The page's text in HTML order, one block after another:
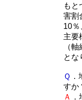
もと
害割
10
主要
（
とな
Ｑ
すか
Ａ